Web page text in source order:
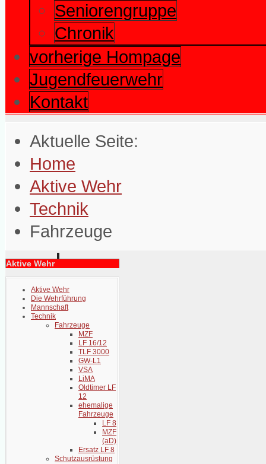
Seniorengruppe
Chronik
vorherige Hompage
Jugendfeuerwehr
Kontakt
Aktuelle Seite:
Home
Aktive Wehr
Technik
Fahrzeuge
Aktive Wehr
Aktive Wehr
Die Wehrführung
Mannschaft
Technik
Fahrzeuge
MZF
LF 16/12
TLF 3000
GW-L1
VSA
LiMA
Oldtimer LF
12
ehemalige
Fahrzeuge
LF 8
MZF
(aD)
Ersatz LF 8
Schutzausrüstung